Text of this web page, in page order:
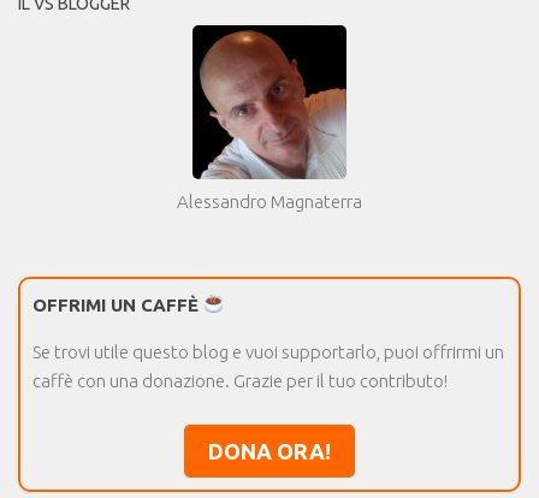
Alessandro Magnaterra
OFFRIMI UN CAFFÈ
Se trovi utile questo blog e vuoi supportarlo, puoi offrirmi un
caffè con una donazione. Grazie per il tuo contributo!
DONA ORA!